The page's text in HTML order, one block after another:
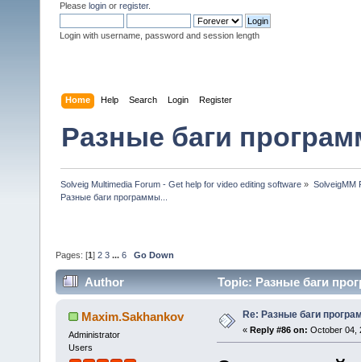
Please login or register.
Login with username, password and session length
Home Help Search Login Register
Разные баги
Solveig Multimedia Forum - Get help for video editing software » SolveigMM
Разные баги программы...
Pages: [1 ] 2 3 ... 6 Go Down
Author Topic: Разные баги
Maxim.Sakhankov
Administrator
Users
Re: Разные баги
« Reply #86 on: October 04,